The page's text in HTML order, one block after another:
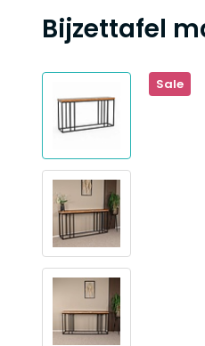
Bijzettafel
Sale